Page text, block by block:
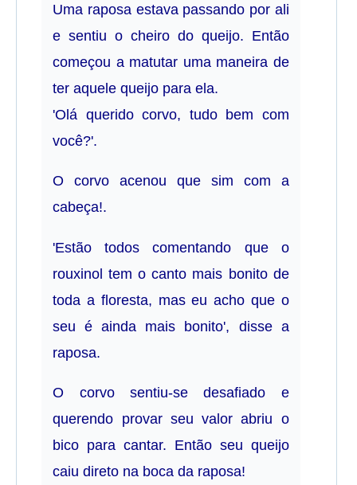
Uma raposa estava passando por ali
e sentiu o cheiro do queijo. Então
começou a matutar uma maneira de
ter aquele queijo para ela.
'Olá querido corvo, tudo bem com
você?'.
O corvo acenou que sim com a
cabeça!.
'Estão todos comentando que o
rouxinol tem o canto mais bonito de
toda a floresta, mas eu acho que o
seu é ainda mais bonito', disse a
raposa.
O corvo sentiu-se desafiado e
querendo provar seu valor abriu o
bico para cantar. Então seu queijo
caiu direto na boca da raposa!